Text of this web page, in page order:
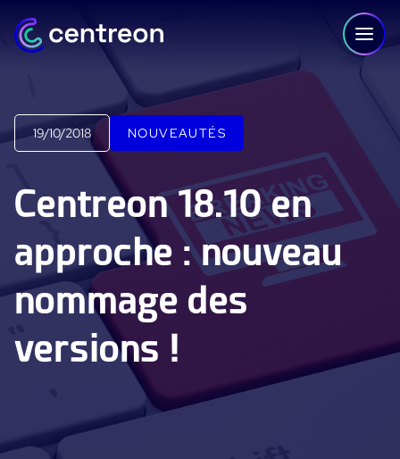
PLATEFORME
Centreon Infra Monitoring - Démo Produit
Centreon Infra Monitoring - Essai gratuit
Centreon Experience Monitoring - Démo Produit
Centreon Experience Monitoring - Essai Gratuit
IT Infrastructure Monitoring
Supervision Cloud & Legacy
Alertes et notifications
Log Management
19/10/2018 NOUVEAUTÉS
Centreon 18.10 en
approche : nouveau
nommage des
versions !